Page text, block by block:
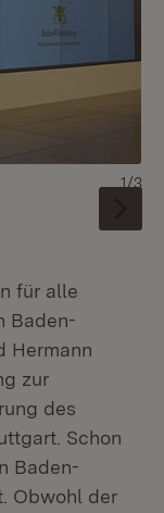
1 2
1/3
für alle
Baden-
Hermann
zur
des
Schon
Baden-
Obwohl der